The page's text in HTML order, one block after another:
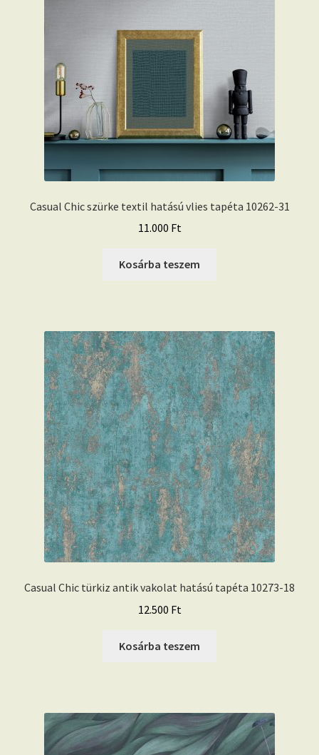
Casual Chic szürke textil hatású vlies tapéta 10262-31
11.000 Ft
Kosárba teszem
Casual Chic türkiz antik vakolat hatású tapéta 10273-18
12.500 Ft
Kosárba teszem